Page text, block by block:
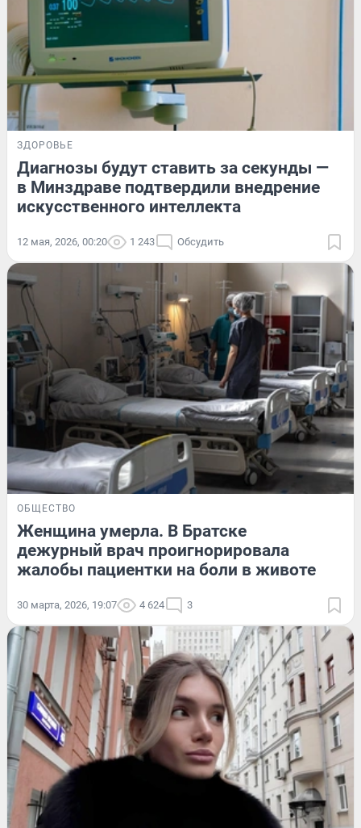
ЗДОРОВЬЕ
Диагнозы будут ставить за секунды —
в Минздраве подтвердили внедрение
искусственного интеллекта
12 мая, 2026, 00:20 1 243 Обсудить
ОБЩЕСТВО
Женщина умерла. В Братске
дежурный врач проигнорировала
жалобы пациентки на боли в животе
30 марта, 2026, 19:07 4 624 3